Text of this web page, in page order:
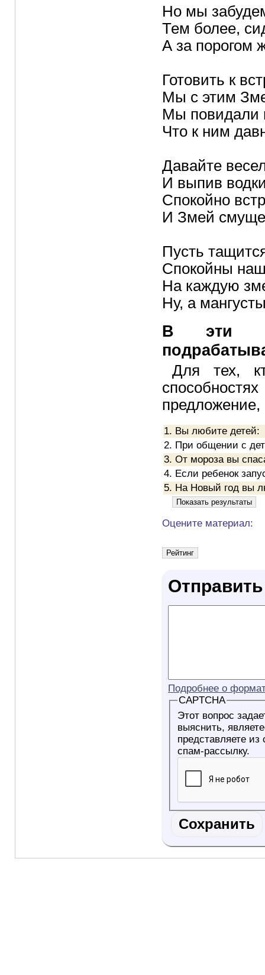
Но мы
Тем более,
А за порогом
Готовить к
Мы с этим
Мы повидали
Что к ним
Давайте
И выпив
Спокойно
И Змей
Пусть
Спокойны
На каждую
Ну, а
В эти
Для тех,
1. Вы любите детей:
2. При общении с
3. От мороза вы
4. Если ребенок
5. На Новый год вы
Оцените материал:
Подробнее о
CAPTCHA
Этот вопрос
выяснить, являетесь ли Вы
представляете
спам-рассылку.